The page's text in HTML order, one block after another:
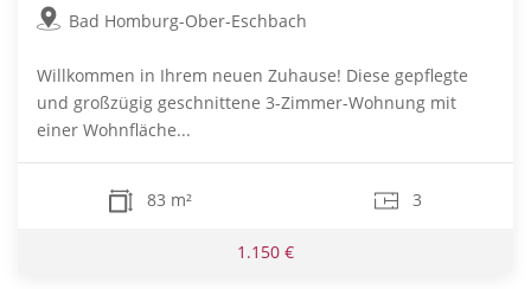
Bad Homburg-Ober-Eschbach
Willkommen in Ihrem neuen Zuhause! Diese gepflegte
und großzügig geschnittene 3-Zimmer-Wohnung mit
einer Wohnfläche...
83 m² 3
1.150 €